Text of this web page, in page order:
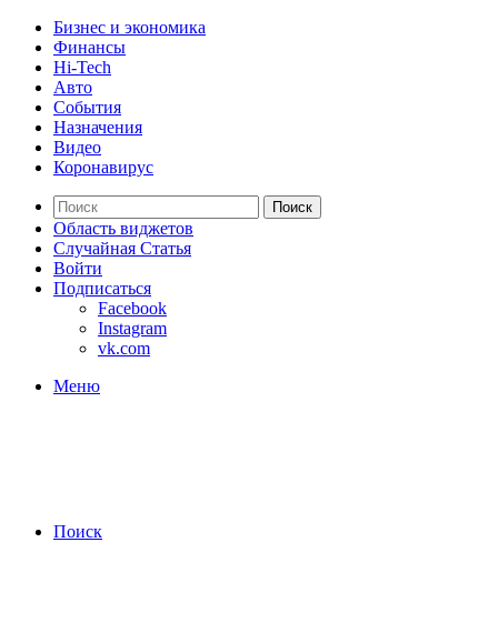
Бизнес и экономика
Финансы
Hi-Tech
Авто
События
Назначения
Видео
Коронавирус
Поиск
Область виджетов
Случайная Статья
Войти
Подписаться
Facebook
Instagram
vk.com
Меню
Поиск